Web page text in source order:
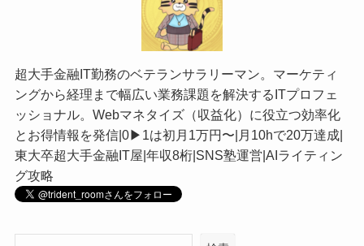
超大手金融IT勤務のベテランサラリーマン。マーケティ
ングから経理まで幅広い業務課題を解決するITプロフェ
ッショナル。Webマネタイズ（収益化）に役立つ効率化
とお得情報を発信|0▶︎1は初月1万円〜|月10hで20万達成|
東大卒超大手金融IT屋|年収8桁|SNS塾運営|AIライティン
グ攻略